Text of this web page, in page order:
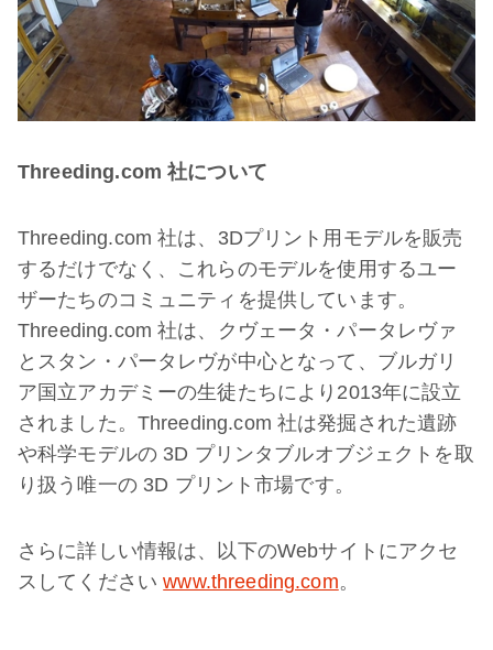
Threeding.com 社について
Threeding.com 社は、3Dプリント用モデルを販売
するだけでなく、これらのモデルを使用するユー
ザーたちのコミュニティを提供しています。
Threeding.com 社は、クヴェータ・パータレヴァ
とスタン・パータレヴが中心となって、ブルガリ
ア国立アカデミーの生徒たちにより2013年に設立
されました。Threeding.com 社は発掘された遺跡
や科学モデルの 3D プリンタブルオブジェクトを取
り扱う唯一の 3D プリント市場です。
さらに詳しい情報は、以下のWebサイトにアクセ
スしてくださいwww.threeding.com。